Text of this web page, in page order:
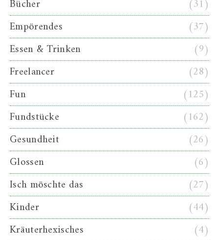
Bücher
(31)
Empörendes
(37)
Essen & Trinken
(9)
Freelancer
(28)
Fun
(125)
Fundstücke
(162)
Gesundheit
(26)
Glossen
(6)
Isch möschte das
(27)
Kinder
(44)
Kräuterhexisches
(4)